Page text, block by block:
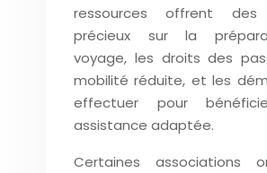
ressources offrent des
précieux sur la
voyage, les droits des
mobilité réduite, et les
effectuer pour
assistance adaptée.
Certaines associations